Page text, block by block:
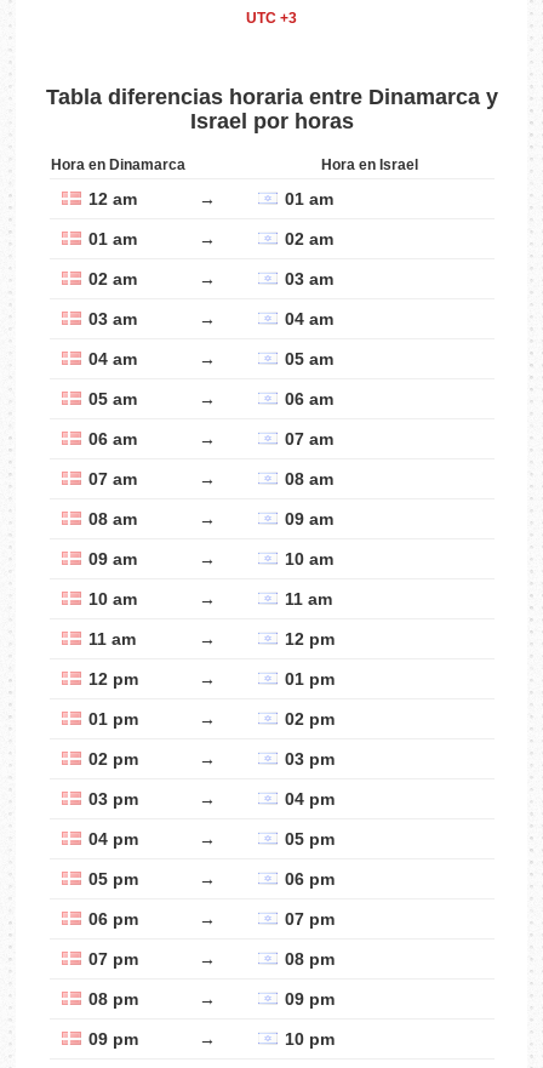
UTC +3
Tabla diferencias horaria entre Dinamarca y
Israel por horas
Hora en Dinamarca Hora en Israel
12 am → 01 am
01 am → 02 am
02 am → 03 am
03 am → 04 am
04 am → 05 am
05 am → 06 am
06 am → 07 am
07 am → 08 am
08 am → 09 am
09 am → 10 am
10 am → 11 am
11 am → 12 pm
12 pm → 01 pm
01 pm → 02 pm
02 pm → 03 pm
03 pm → 04 pm
04 pm → 05 pm
05 pm → 06 pm
06 pm → 07 pm
07 pm → 08 pm
08 pm → 09 pm
09 pm → 10 pm